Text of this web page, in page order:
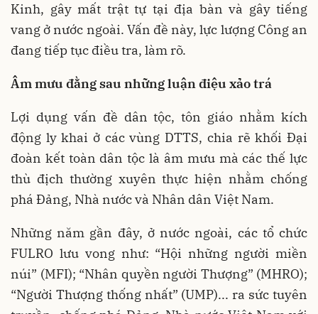
Kinh, gây mất trật tự tại địa bàn và gây tiếng
vang ở nước ngoài. Vấn đề này, lực lượng Công an
đang tiếp tục điều tra, làm rõ.
Âm mưu đằng sau những luận điệu xảo trá
Lợi dụng vấn đề dân tộc, tôn giáo nhằm kích
động ly khai ở các vùng DTTS, chia rẽ khối Đại
đoàn kết toàn dân tộc là âm mưu mà các thế lực
thù địch thường xuyên thực hiện nhằm chống
phá Đảng, Nhà nước và Nhân dân Việt Nam.
Những năm gần đây, ở nước ngoài, các tổ chức
FULRO lưu vong như: “Hội những người miền
núi” (MFI); “Nhân quyền người Thượng” (MHRO);
“Người Thượng thống nhất” (UMP)... ra sức tuyên